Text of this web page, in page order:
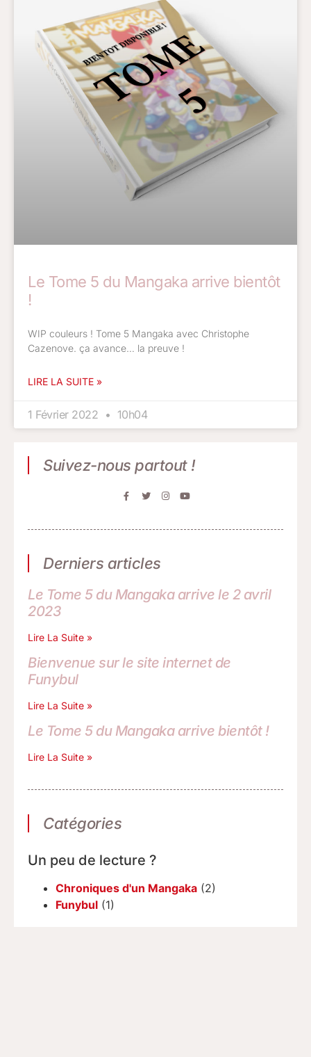
Le Tome 5 du Mangaka arrive bientôt
!
WIP couleurs ! Tome 5 Mangaka avec Christophe
Cazenove. ça avance… la preuve !
LIRE LA SUITE »
1 Février 2022 10h04
Suivez-nous partout !
Derniers articles
Le Tome 5 du Mangaka arrive le 2 avril
2023
Lire La Suite »
Bienvenue sur le site internet de
Funybul
Lire La Suite »
Le Tome 5 du Mangaka arrive bientôt !
Lire La Suite »
Catégories
Un peu de lecture ?
Chroniques d'un Mangaka (2)
Funybul (1)